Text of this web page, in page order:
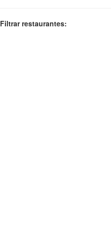
Filtrar restaurantes: